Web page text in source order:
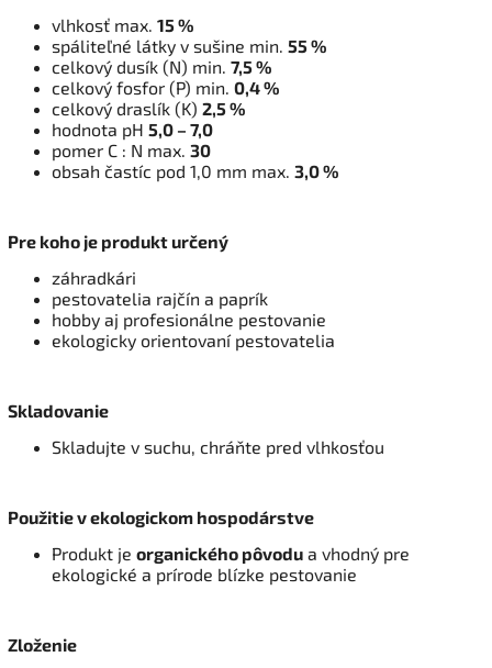
vlhkosť max. 15 %
spáliteľné látky v sušine min. 55 %
celkový dusík (N) min. 7,5 %
celkový fosfor (P) min. 0,4 %
celkový draslík (K) 2,5 %
hodnota pH 5,0 – 7,0
pomer C : N max. 30
obsah častíc pod 1,0 mm max. 3,0 %
Pre koho je produkt určený
záhradkári
pestovatelia rajčín a paprík
hobby aj profesionálne pestovanie
ekologicky orientovaní pestovatelia
Skladovanie
Skladujte v suchu, chráňte pred vlhkosťou
Použitie v ekologickom hospodárstve
Produkt je organického pôvodu a vhodný pre
ekologické a prírode blízke pestovanie
Zloženie